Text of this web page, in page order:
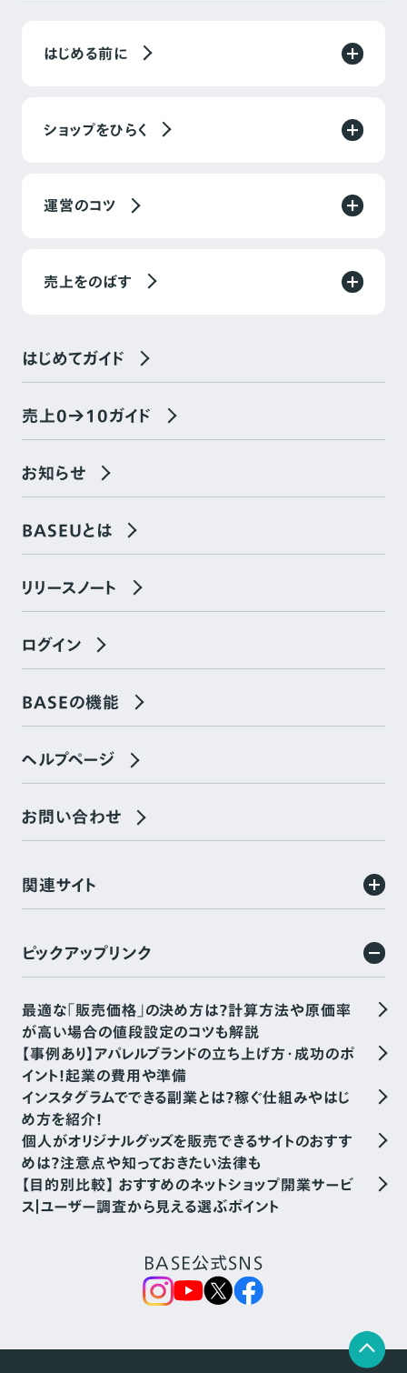
はじめる前に
ショップをひらく
運営のコツ
売上をのばす
はじめてガイド
売上0→10ガイド
お知らせ
BASEUとは
リリースノート
ログイン
BASEの機能
ヘルプページ
お問い合わせ
関連サイト
ピックアップリンク
最適な「販売価格」の決め方は？計算方法や原価率
が高い場合の値段設定のコツも解説
【事例あり】アパレルブランドの立ち上げ方・成功のポ
イント！起業の費用や準備
インスタグラムでできる副業とは？稼ぐ仕組みやはじ
め方を紹介！
個人がオリジナルグッズを販売できるサイトのおすす
めは？注意点や知っておきたい法律も
【目的別比較】 おすすめのネットショップ開業サービ
ス｜ユーザー調査から見える選ぶポイント
BASE公式SNS